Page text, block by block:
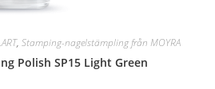
, Stamping-nagelstämpling från MOYRA
Polish SP15 Light Green